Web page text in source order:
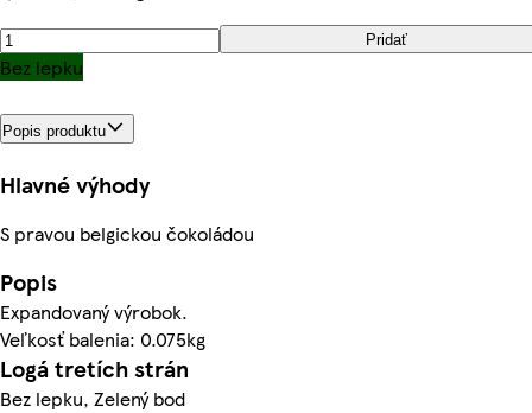
Pridať
Bez lepku
Popis produktu
Hlavné výhody
S pravou belgickou čokoládou
Popis
Expandovaný výrobok.
Veľkosť balenia: 0.075kg
Logá tretích strán
Bez lepku, Zelený bod